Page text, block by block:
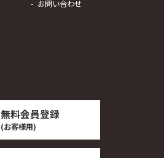
お問い合わせ
無料会員登録
(お客様用)